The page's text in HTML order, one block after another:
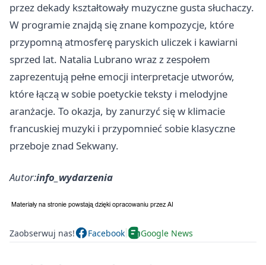
przez dekady kształtowały muzyczne gusta słuchaczy.
W programie znajdą się znane kompozycje, które
przypomną atmosferę paryskich uliczek i kawiarni
sprzed lat. Natalia Lubrano wraz z zespołem
zaprezentują pełne emocji interpretacje utworów,
które łączą w sobie poetyckie teksty i melodyjne
aranżacje. To okazja, by zanurzyć się w klimacie
francuskiej muzyki i przypomnieć sobie klasyczne
przeboje znad Sekwany.
Autor:info_wydarzenia
Zaobserwuj nas! Facebook Google News